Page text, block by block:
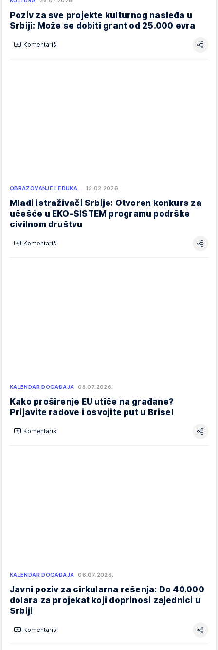
Poziv za sve projekte kulturnog nasleđa u
Srbiji: Može se dobiti grant od 25.000 evra
Komentariši
OBRAZOVANJE I EDUKA… 12.02.2026.
Mladi istraživači Srbije: Otvoren konkurs za
učešće u EKO-SISTEM programu podrške
civilnom društvu
Komentariši
KALENDAR DOGAĐAJA 08.07.2026.
Kako proširenje EU utiče na građane?
Prijavite radove i osvojite put u Brisel
Komentariši
KALENDAR DOGAĐAJA 06.07.2026.
Javni poziv za cirkularna rešenja: Do 40.000
dolara za projekat koji doprinosi zajednici u
Srbiji
Komentariši